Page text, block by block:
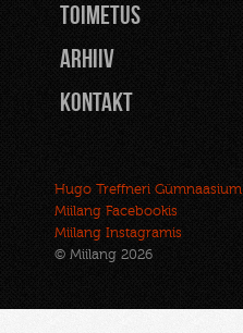
TOIMETUS
Arhiiv
Kontakt
Hugo Treffneri Gümnaasium
Miilang Facebookis
Miilang Instagramis
© Miilang 2026